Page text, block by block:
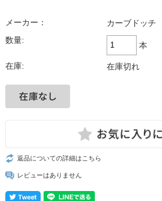
メーカー：
カーブドッチ
数量:
本
在庫: 在庫切れ
返品についての詳細はこちら
レビューはありません